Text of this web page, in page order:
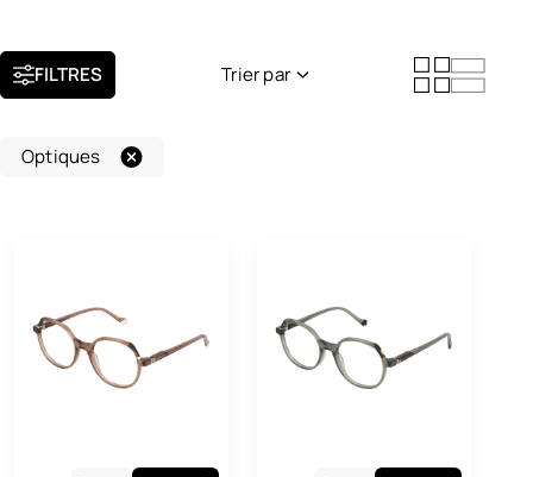
FILTRES Trier par
Optiques